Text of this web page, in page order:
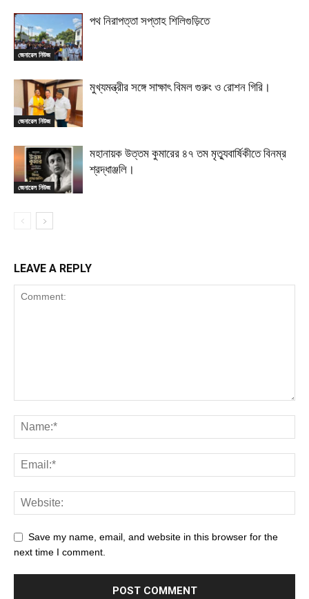
জেনারেল নিউজ
পথ নিরাপত্তা সপ্তাহ শিলিগুড়িতে
জেনারেল নিউজ
মুখ্যমন্ত্রীর সঙ্গে সাক্ষাৎ বিমল গুরুং ও রোশন গিরি।
জেনারেল নিউজ
মহানায়ক উত্তম কুমারের ৪৭ তম মৃত্যুবার্ষিকীতে বিনম্র
শ্রদ্ধাঞ্জলি।
LEAVE A REPLY
Save my name, email, and website in this browser for the
next time I comment.